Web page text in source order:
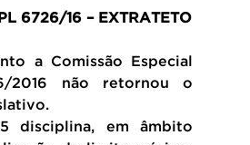
6726/16 – EXTRATETO
a Comissão Especial
2016 não retornou o
disciplina, em âmbito